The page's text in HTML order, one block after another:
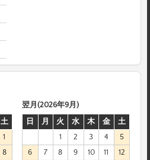
土
1
8
翌月(2026年9月)
日
月 火 水 木 金
土
1
2 3 4
5
6
7 8 9 10 11
12